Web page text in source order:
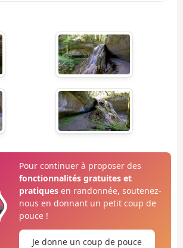
Pour continuer à proposer des
fonctionnalités gratuites et
pratiquesen randonnée, soutenez-
nous en donnant un petit coup de
pouce !
Je donne un coup de pouce